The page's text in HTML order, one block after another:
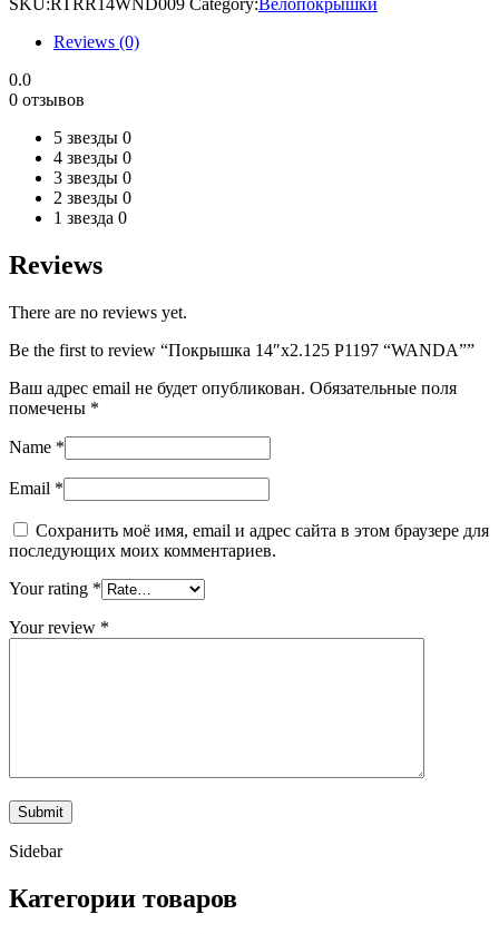
"WANDA"
quantityReviews (0)
0.0
0 отзывов
5 звезды 0
4 звезды 0
3 звезды 0
2 звезды 0
1 звезда 0
Reviews
There are no reviews yet.
Be the first to review “Покрышка 14″х2.125 P1197 “WANDA””
Ваш адрес email не будет опубликован. Обязательные поля
помечены *
Name *
Email *
Сохранить моё имя, email и адрес сайта в этом браузере для
последующих моих комментариев.
Your rating *
Your review *
Sidebar
Категории товаров